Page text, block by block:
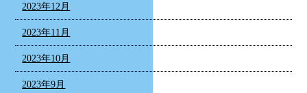
2023年12月
2023年11月
2023年10月
2023年9月